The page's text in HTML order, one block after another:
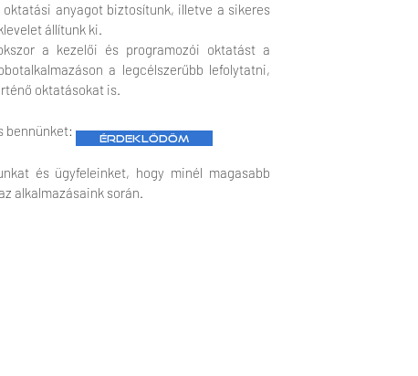
anyagot biztosítunk, illetve a sikeres
állítunk ki.
a kezelői és programozói oktatást a
a legcélszerűbb lefolytatni,
oktatásokat is.
bennünket:
és ügyfeleinket, hogy minél magasabb
alkalmazásaink során.
Érdeklődöm